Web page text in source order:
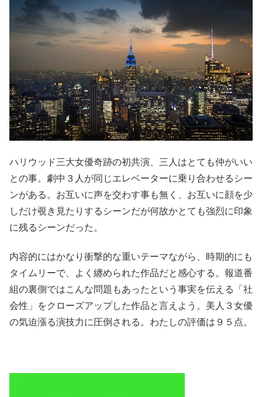
ハリウッド三大女優奇跡の初共演、三人はとても仲がいい
との事。劇中３人が同じエレベーターに乗り合わせるシー
ンがある。お互いに声を交わす事も無く、お互いに顔を少
しだけ覗き見たりするシーンだが何故かとても強烈に印象
に残るシーンだった。
内容的にはかなり衝撃的な重いテーマながら、時期的にも
タイムリーで、よく纏められた作品だと感心する。報道番
組の裏側ではこんな問題もあったという事実を伝える「社
会性」をクローズアップした作品と言えよう。美人３女優
の気迫漲る演技力に圧倒される。わたしの評価は９５点。